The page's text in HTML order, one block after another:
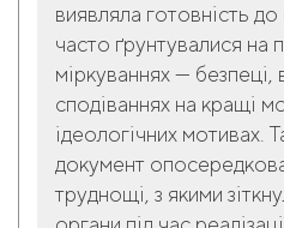
виявляла готовність до
часто ґрунтувалися на
міркуваннях — безпеці,
сподіваннях на кращі
ідеологічних мотивах.
документ
труднощі, з якими